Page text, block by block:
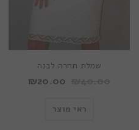
שמלת תחרה לבנה
₪20.00
ראי מוצר